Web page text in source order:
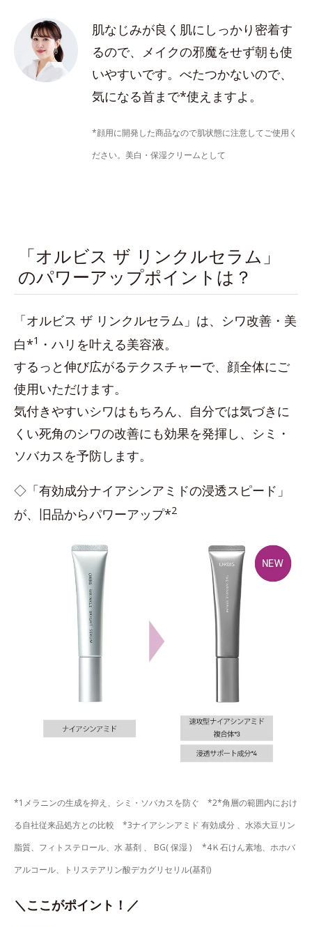
肌なじみが良く肌にしっかり密着す
るので、メイクの邪魔をせず朝も使
いやすいです。べたつかないので、
気になる首まで*使えますよ。
*顔用に開発した商品なので肌状態に注意してご使用く
ださい。美白・保湿クリームとして
「オルビス ザ リンクルセラム」
のパワーアップポイントは？
「オルビス ザ リンクルセラム」は、シワ改善・美
白*1 ・ハリを叶える美容液。
するっと伸び広がるテクスチャーで、顔全体にご
使用いただけます。
気付きやすいシワはもちろん、自分では気づきに
くい死角のシワの改善にも効果を発揮し、シミ・
ソバカスを予防します。
◇「有効成分ナイアシンアミドの浸透スピード」
が、旧品からパワーアップ*2
*1メラニンの生成を抑え、シミ・ソバカスを防ぐ *2*角層の範囲内におけ
る自社従来品処方との比較 *3ナイアシンアミド 有効成分 、水添大豆リン
脂質、フィトステロール、水 基剤 、 BG( 保湿 ) *4Ｋ石けん素地、ホホバ
アルコール、トリステアリン酸デカグリセリル(基剤)
＼ここがポイント！／